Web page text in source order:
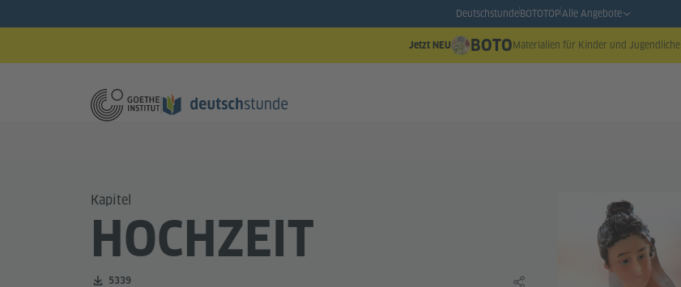
DeutschstundeBOTOTOPAlle Angebote
Jetzt NEU BOTOMaterialien für Kinder und Jugendliche
Kapitel
HOCHZEIT
Zahl der Downloads:
5339